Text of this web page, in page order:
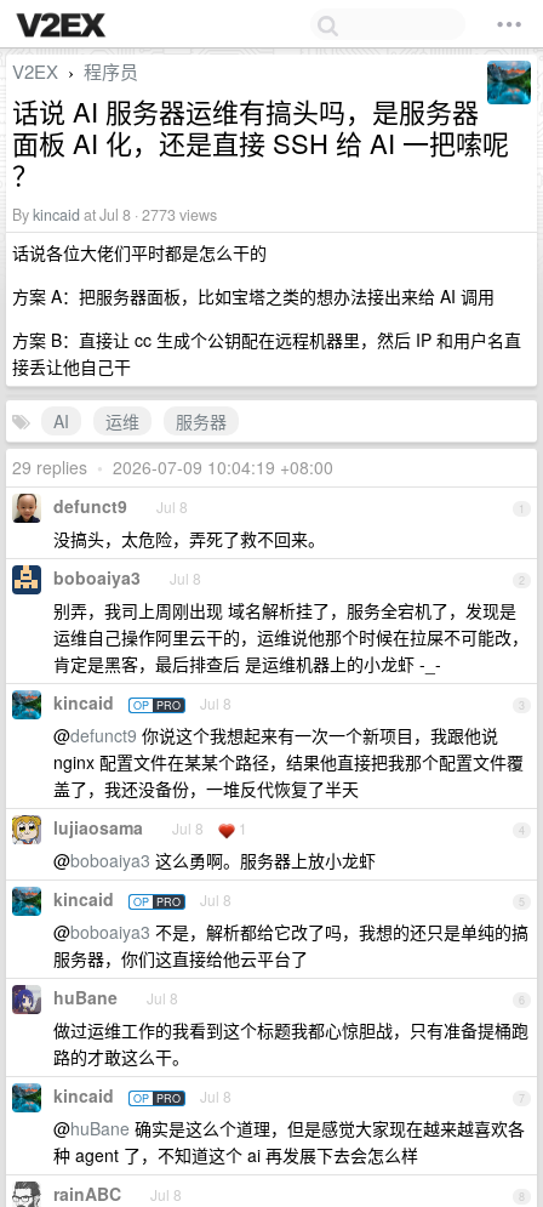
V2EX › 程序员
话说 AI 服务器运维有搞头吗，是服务器
面板 AI 化，还是直接 SSH 给 AI 一把嗦呢
？
Bykincaid at Jul 8 · 2773 views
话说各位大佬们平时都是怎么干的
方案 A：把服务器面板，比如宝塔之类的想办法接出来给 AI 调用
方案 B：直接让 cc 生成个公钥配在远程机器里，然后 IP 和用户名直
接丢让他自己干
AI 运维
服务器
29 replies • 2026-07-09 10:04:19 +08:00
1
defunct9 Jul 8
没搞头，太危险，弄死了救不回来。
2
boboaiya3 Jul 8
别弄，我司上周刚出现 域名解析挂了，服务全宕机了，发现是
运维自己操作阿里云干的，运维说他那个时候在拉屎不可能改，
肯定是黑客，最后排查后 是运维机器上的小龙虾 -_-
3
kincaid OP PRO Jul 8
@defunct9 你说这个我想起来有一次一个新项目，我跟他说
nginx 配置文件在某某个路径，结果他直接把我那个配置文件覆
盖了，我还没备份，一堆反代恢复了半天
4
lujiaosama Jul 8 1
@boboaiya3 这么勇啊。服务器上放小龙虾
5
kincaid OP PRO Jul 8
@boboaiya3 不是，解析都给它改了吗，我想的还只是单纯的搞
服务器，你们这直接给他云平台了
6
huBane Jul 8
做过运维工作的我看到这个标题我都心惊胆战，只有准备提桶跑
路的才敢这么干。
7
kincaid OP PRO Jul 8
@huBane 确实是这么个道理，但是感觉大家现在越来越喜欢各
种 agent 了，不知道这个 ai 再发展下去会怎么样
8
rainABC Jul 8